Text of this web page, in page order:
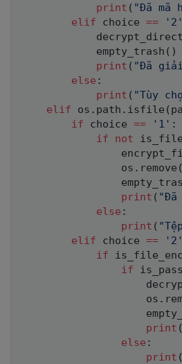
print ( "Đã mã
elif choice == '2'
            empty_trash
( )
print ( "Đã
else :
print ( "Tùy
elif os . path . isfile (
if choice == '1' :
if
not
                os
. remove (
print (
else :
print (
elif choice == '2'
if
if
                    os
.
print (
else :
print (